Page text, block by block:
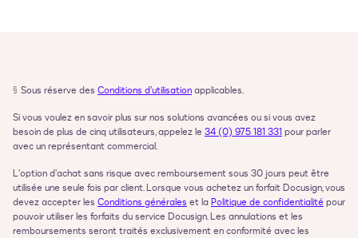
§ Sous réserve des Conditions d’utilisation applicables.
Si vous voulez en savoir plus sur nos solutions avancées ou si vous avez
besoin de plus de cinq utilisateurs, appelez le 34 (0) 975 181 331 pour parler
avec un représentant commercial.
L’option d’achat sans risque avec remboursement sous 30 jours peut être
utilisée une seule fois par client. Lorsque vous achetez un forfait Docusign, vous
devez accepter les Conditions générales et la Politique de confidentialité pour
pouvoir utiliser les forfaits du service Docusign. Les annulations et les
remboursements seront traités exclusivement en conformité avec les